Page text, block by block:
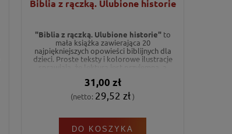
Biblia z rączką. Ulubione historie
"Biblia z rączką. Ulubione historie"to
mała książka zawierająca 20
najpiękniejszych opowieści biblijnych dla
dzieci. Proste teksty i kolorowe ilustracje
sprawiają, że lektura jest przyjemna, a
zabrać swoją Biblię w każdą podróż.
31,00 zł
(netto: 29,52 zł)
DO KOSZYKA